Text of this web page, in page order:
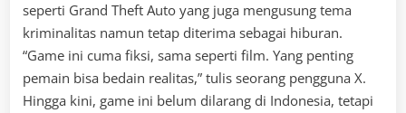
seperti Grand Theft Auto yang juga mengusung tema
kriminalitas namun tetap diterima sebagai hiburan.
“Game ini cuma fiksi, sama seperti film. Yang penting
pemain bisa bedain realitas,” tulis seorang pengguna X.
Hingga kini, game ini belum dilarang di Indonesia, tetapi